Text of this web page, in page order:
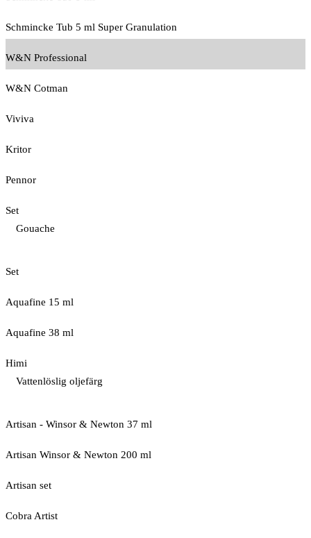
Schmincke Tub 5 ml Super Granulation
W&N Professional
W&N Cotman
Viviva
Kritor
Pennor
Set
Gouache
Set
Aquafine 15 ml
Aquafine 38 ml
Himi
Vattenlöslig oljefärg
Artisan - Winsor & Newton 37 ml
Artisan Winsor & Newton 200 ml
Artisan set
Cobra Artist